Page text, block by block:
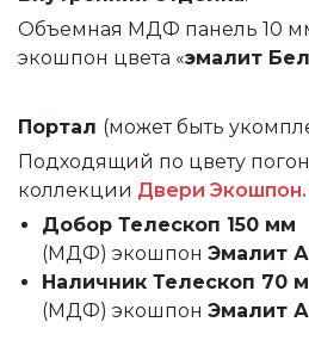
Объемная МДФ панель 10
экошпон цвета «эмалит
Портал (может быть
Подходящий по цвету
коллекции Двери
Добор Телескоп 150 мм
(МДФ) экошпон Эмалит
Наличник Телескоп 70
(МДФ) экошпон Эмалит